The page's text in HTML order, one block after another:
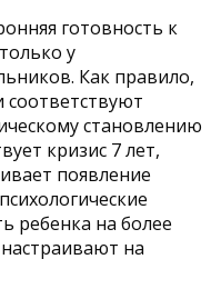
готовность к
у
Как правило,
соответствуют
становлению
кризис 7 лет,
появление
ребенка на более
на